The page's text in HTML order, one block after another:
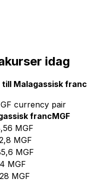
idag
Malagassisk franc
currency pair
francMGF
MGF
MGF
MGF
MGF
MGF